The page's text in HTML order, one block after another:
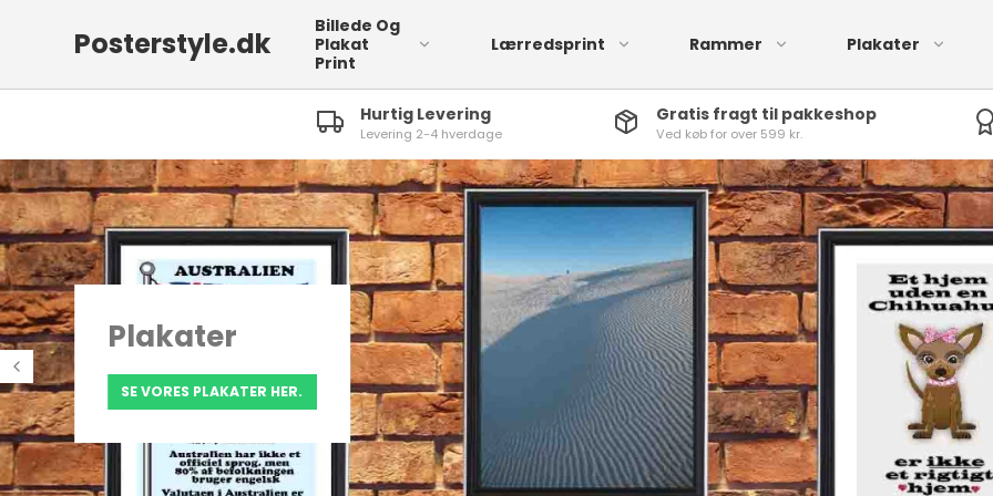
Posterstyle.dk
Billede Og
Plakat
Print
Lærredsprint Rammer
Svæverammer
Blindrammer
Collage Rammer i Sort
Collage Rammer i Hvid
Collage Rammer i Lys
Collage Rammer i Mørk
Collage Rammer
Refleksfrit Glas
Ramme i Sort
Rammer i Sølv
Rammer i Hvid
Rammer i Guld
Rammer i Farve
Ramme i Natur og Lys
Passepartout I Sort
Passepartout I
Plakater
Hurtig Levering
Levering 2-4 hverdage
Gratis fragt til pakkeshop
Ved køb for over 599 kr.